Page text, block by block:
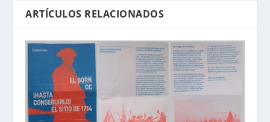
ARTÍCULOS RELACIONADOS